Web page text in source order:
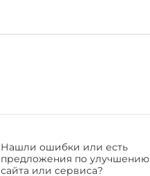
Нашли ошибки или есть
предложения по улучшению
сайта или сервиса?